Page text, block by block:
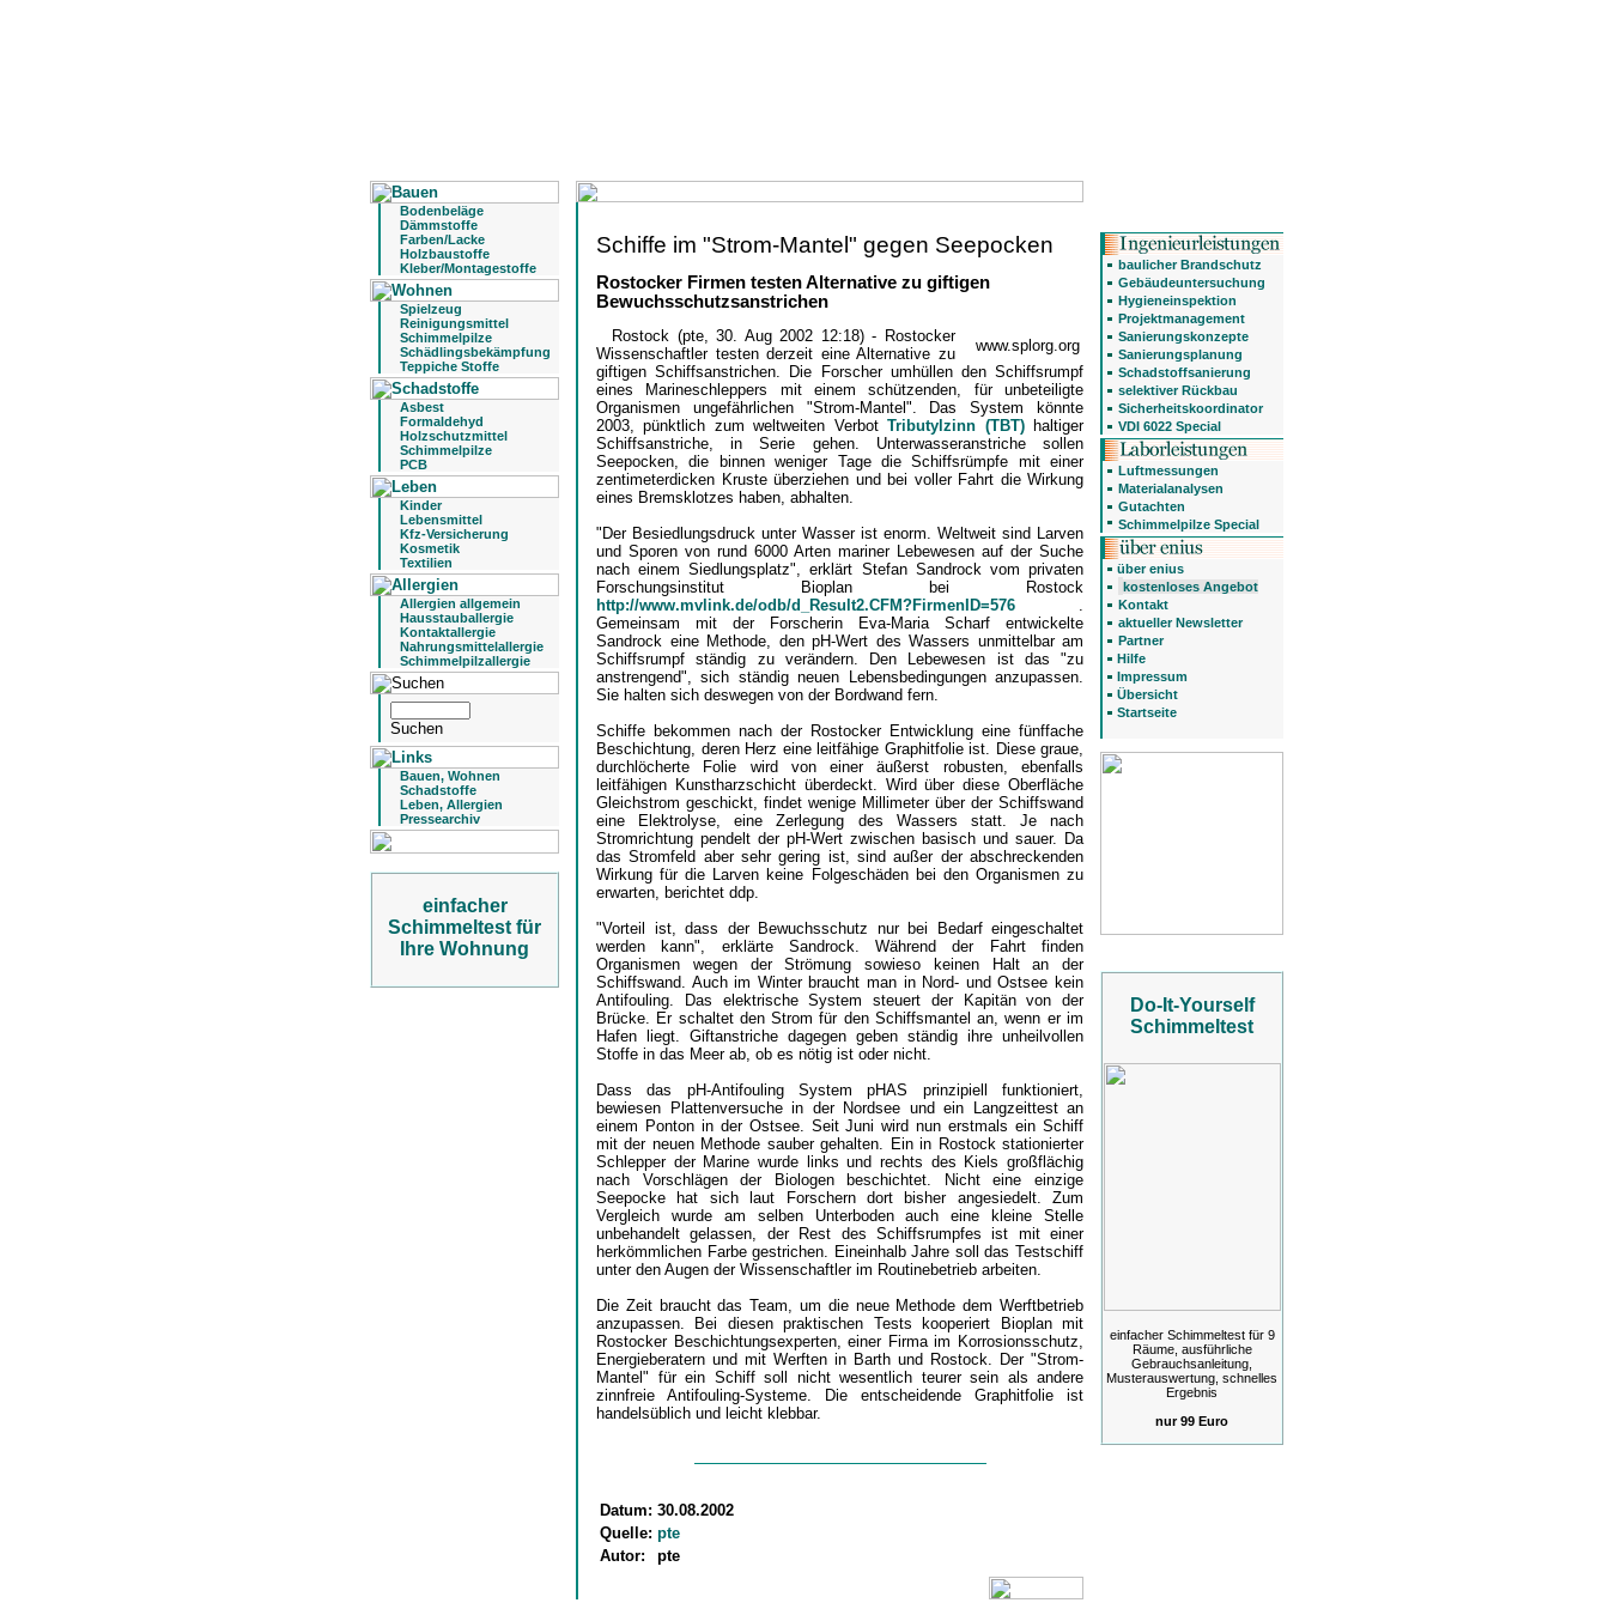
Bodenbeläge
Dämmstoffe
Farben/Lacke
Holzbaustoffe
Kleber/Montagestoffe
Spielzeug
Reinigungsmittel
Schimmelpilze
Schädlingsbekämpfung
Teppiche Stoffe
Asbest
Formaldehyd
Holzschutzmittel
Schimmelpilze
PCB
Kinder
Lebensmittel
Kfz-Versicherung
Kosmetik
Textilien
Allergien allgemein
Hausstauballergie
Kontaktallergie
Nahrungsmittelallergie
Schimmelpilzallergie
Bauen, Wohnen
Schadstoffe
Leben, Allergien
Pressearchiv
einfacher
Schimmeltest für
Ihre Wohnung
Schiffe im "Strom-Mantel" gegen Seepocken
Rostocker Firmen testen Alternative zu giftigen
Bewuchsschutzsanstrichen
www.splorg.org
Rostock (pte, 30. Aug 2002 12:18) - Rostocker
Wissenschaftler testen derzeit eine Alternative zu
giftigen Schiffsanstrichen. Die Forscher umhüllen den Schiffsrumpf
eines Marineschleppers mit einem schützenden, für unbeteiligte
Organismen ungefährlichen "Strom-Mantel". Das System könnte
2003, pünktlich zum weltweiten VerbotTributylzinn (TBT)haltiger
Schiffsanstriche, in Serie gehen. Unterwasseranstriche sollen
Seepocken, die binnen weniger Tage die Schiffsrümpfe mit einer
zentimeterdicken Kruste überziehen und bei voller Fahrt die Wirkung
eines Bremsklotzes haben, abhalten.
"Der Besiedlungsdruck unter Wasser ist enorm. Weltweit sind Larven
und Sporen von rund 6000 Arten mariner Lebewesen auf der Suche
nach einem Siedlungsplatz", erklärt Stefan Sandrock vom privaten
Forschungsinstitut Bioplan bei Rostock
http://www.mvlink.de/odb/d_Result2.CFM?FirmenID=576 .
Gemeinsam mit der Forscherin Eva-Maria Scharf entwickelte
Sandrock eine Methode, den pH-Wert des Wassers unmittelbar am
Schiffsrumpf ständig zu verändern. Den Lebewesen ist das "zu
anstrengend", sich ständig neuen Lebensbedingungen anzupassen.
Sie halten sich deswegen von der Bordwand fern.
Schiffe bekommen nach der Rostocker Entwicklung eine fünffache
Beschichtung, deren Herz eine leitfähige Graphitfolie ist. Diese graue,
durchlöcherte Folie wird von einer äußerst robusten, ebenfalls
leitfähigen Kunstharzschicht überdeckt. Wird über diese Oberfläche
Gleichstrom geschickt, findet wenige Millimeter über der Schiffswand
eine Elektrolyse, eine Zerlegung des Wassers statt. Je nach
Stromrichtung pendelt der pH-Wert zwischen basisch und sauer. Da
das Stromfeld aber sehr gering ist, sind außer der abschreckenden
Wirkung für die Larven keine Folgeschäden bei den Organismen zu
erwarten, berichtet ddp.
"Vorteil ist, dass der Bewuchsschutz nur bei Bedarf eingeschaltet
werden kann", erklärte Sandrock. Während der Fahrt finden
Organismen wegen der Strömung sowieso keinen Halt an der
Schiffswand. Auch im Winter braucht man in Nord- und Ostsee kein
Antifouling. Das elektrische System steuert der Kapitän von der
Brücke. Er schaltet den Strom für den Schiffsmantel an, wenn er im
Hafen liegt. Giftanstriche dagegen geben ständig ihre unheilvollen
Stoffe in das Meer ab, ob es nötig ist oder nicht.
Dass das pH-Antifouling System pHAS prinzipiell funktioniert,
bewiesen Plattenversuche in der Nordsee und ein Langzeittest an
einem Ponton in der Ostsee. Seit Juni wird nun erstmals ein Schiff
mit der neuen Methode sauber gehalten. Ein in Rostock stationierter
Schlepper der Marine wurde links und rechts des Kiels großflächig
nach Vorschlägen der Biologen beschichtet. Nicht eine einzige
Seepocke hat sich laut Forschern dort bisher angesiedelt. Zum
Vergleich wurde am selben Unterboden auch eine kleine Stelle
unbehandelt gelassen, der Rest des Schiffsrumpfes ist mit einer
herkömmlichen Farbe gestrichen. Eineinhalb Jahre soll das Testschiff
unter den Augen der Wissenschaftler im Routinebetrieb arbeiten.
Die Zeit braucht das Team, um die neue Methode dem Werftbetrieb
anzupassen. Bei diesen praktischen Tests kooperiert Bioplan mit
Rostocker Beschichtungsexperten, einer Firma im Korrosionsschutz,
Energieberatern und mit Werften in Barth und Rostock. Der "Strom-
Mantel" für ein Schiff soll nicht wesentlich teurer sein als andere
zinnfreie Antifouling-Systeme. Die entscheidende Graphitfolie ist
handelsüblich und leicht klebbar.
Datum: 30.08.2002
Quelle: pte
Autor:
pte
baulicher Brandschutz
Gebäudeuntersuchung
Hygieneinspektion
Projektmanagement
Sanierungskonzepte
Sanierungsplanung
Schadstoffsanierung
selektiver Rückbau
Sicherheitskoordinator
VDI 6022 Special
Luftmessungen
Materialanalysen
Gutachten
Schimmelpilze Special
über enius
kostenloses Angebot
Kontakt
aktueller Newsletter
Partner
Hilfe
Impressum
Übersicht
Startseite
Do-It-Yourself
Schimmeltest
einfacher Schimmeltest für 9
Räume, ausführliche
Gebrauchsanleitung,
Musterauswertung, schnelles
Ergebnis
nur 99 Euro